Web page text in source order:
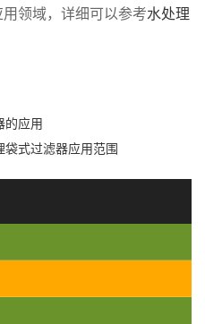
用领域，详细可以参考水处理
的应用
袋式过滤器应用范围